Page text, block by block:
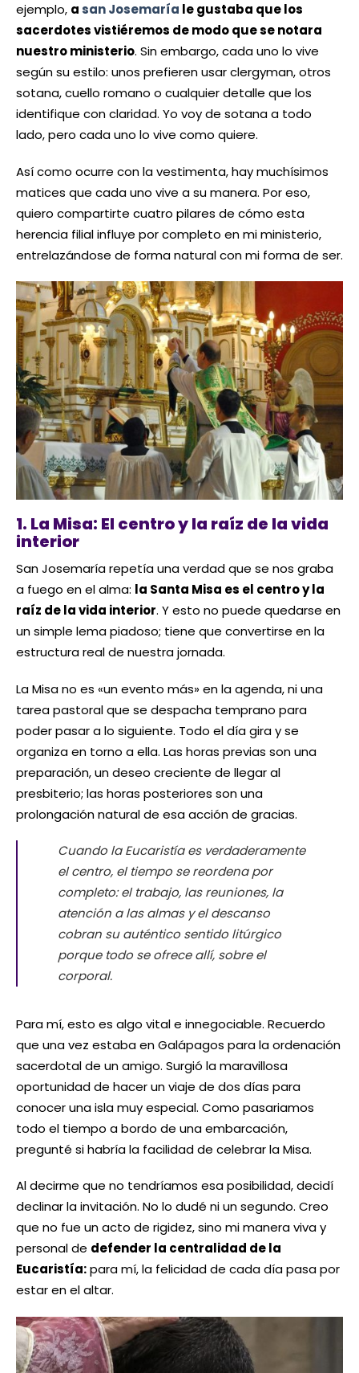
ejemplo, asan Josemaría le gustaba que los
sacerdotes vistiéremos de modo que se notara
nuestro ministerio. Sin embargo, cada uno lo vive
según su estilo: unos prefieren usar clergyman, otros
sotana, cuello romano o cualquier detalle que los
identifique con claridad. Yo voy de sotana a todo
lado, pero cada uno lo vive como quiere.
Así como ocurre con la vestimenta, hay muchísimos
matices que cada uno vive a su manera. Por eso,
quiero compartirte cuatro pilares de cómo esta
herencia filial influye por completo en mi ministerio,
entrelazándose de forma natural con mi forma de ser.
1. La Misa: El centro y la raíz de la vida
interior
San Josemaría repetía una verdad que se nos graba
a fuego en el alma: la Santa Misa es el centro y la
raíz de la vida interior. Y esto no puede quedarse en
un simple lema piadoso; tiene que convertirse en la
estructura real de nuestra jornada.
La Misa no es «un evento más» en la agenda, ni una
tarea pastoral que se despacha temprano para
poder pasar a lo siguiente. Todo el día gira y se
organiza en torno a ella. Las horas previas son una
preparación, un deseo creciente de llegar al
presbiterio; las horas posteriores son una
prolongación natural de esa acción de gracias.
Cuando la Eucaristía es verdaderamente
el centro, el tiempo se reordena por
completo: el trabajo, las reuniones, la
atención a las almas y el descanso
cobran su auténtico sentido litúrgico
porque todo se ofrece allí, sobre el
corporal.
Para mí, esto es algo vital e innegociable. Recuerdo
que una vez estaba en Galápagos para la ordenación
sacerdotal de un amigo. Surgió la maravillosa
oportunidad de hacer un viaje de dos días para
conocer una isla muy especial. Como pasariamos
todo el tiempo a bordo de una embarcación,
pregunté si habría la facilidad de celebrar la Misa.
Al decirme que no tendríamos esa posibilidad, decidí
declinar la invitación. No lo dudé ni un segundo. Creo
que no fue un acto de rigidez, sino mi manera viva y
personal de defender la centralidad de la
Eucaristía:para mí, la felicidad de cada día pasa por
estar en el altar.